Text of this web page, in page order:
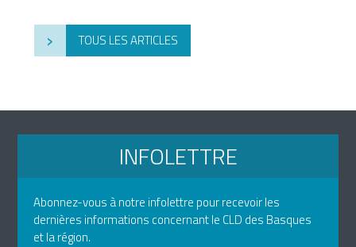
› TOUS LES ARTICLES
INFOLETTRE
Abonnez-vous à notre infolettre pour recevoir les
dernières informations concernant le CLD des Basques
et la région.